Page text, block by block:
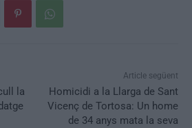
la
Article següent
Homicidi a la Llarga de Sant
Vicenç de Tortosa: Un home
de 34 anys mata la seva